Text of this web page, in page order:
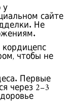
у
сайте
Не
чтобы не
Первые
через 2–3